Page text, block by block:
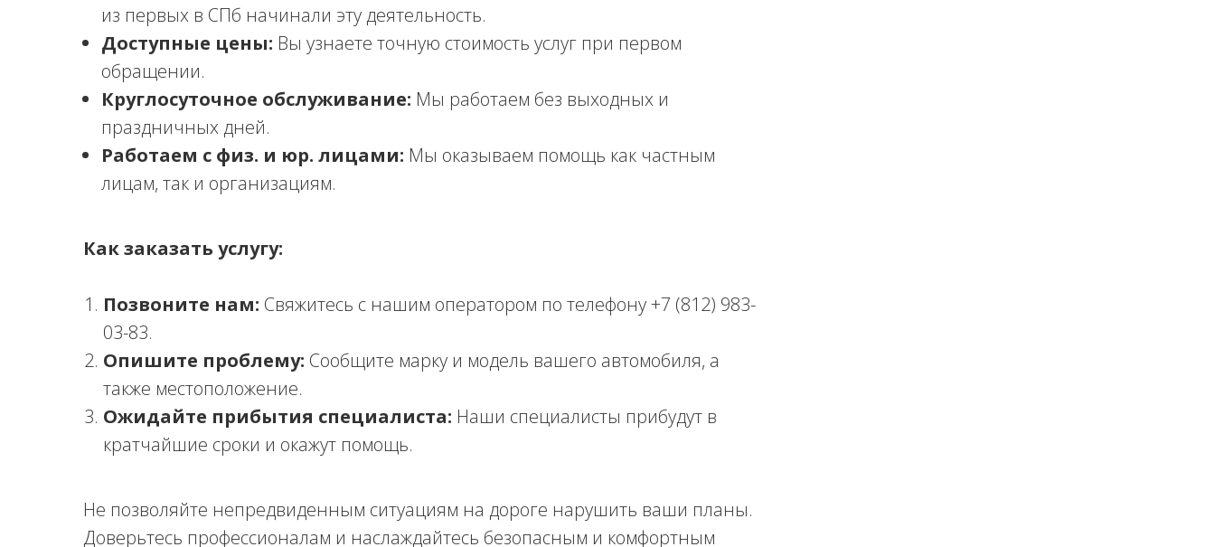
из первых в СПб начинали эту деятельность.
Доступные цены: Вы узнаете точную стоимость услуг при первом
обращении.
Круглосуточное обслуживание: Мы работаем без выходных и
праздничных дней.
Работаем с физ. и юр. лицами: Мы оказываем помощь как частным
лицам, так и организациям.
Как заказать услугу:
Позвоните нам: Свяжитесь с нашим оператором по телефону +7 (812) 983-
03-83.
Опишите проблему: Сообщите марку и модель вашего автомобиля, а
также местоположение.
Ожидайте прибытия специалиста: Наши специалисты прибудут в
кратчайшие сроки и окажут помощь.
Не позволяйте непредвиденным ситуациям на дороге нарушить ваши планы.
Доверьтесь профессионалам и наслаждайтесь безопасным и комфортным